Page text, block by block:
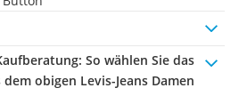
: So wählen Sie das
obigen Levis-Jeans Damen